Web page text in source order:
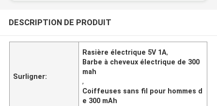
DESCRIPTION DE PRODUIT
Surligner:
Rasière électrique 5V 1A,
Barbe à cheveux électrique de 300
mah
,
Coiffeuses sans fil pour hommes d
e 300 mAh